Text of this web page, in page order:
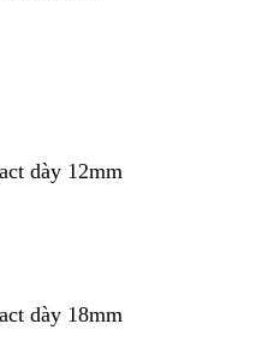
dày 12mm
dày 18mm